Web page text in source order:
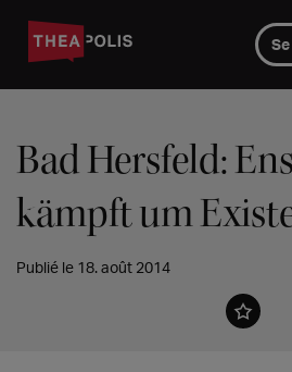
Bad Hersfeld:
kämpft um
Publié le 18. août 2014